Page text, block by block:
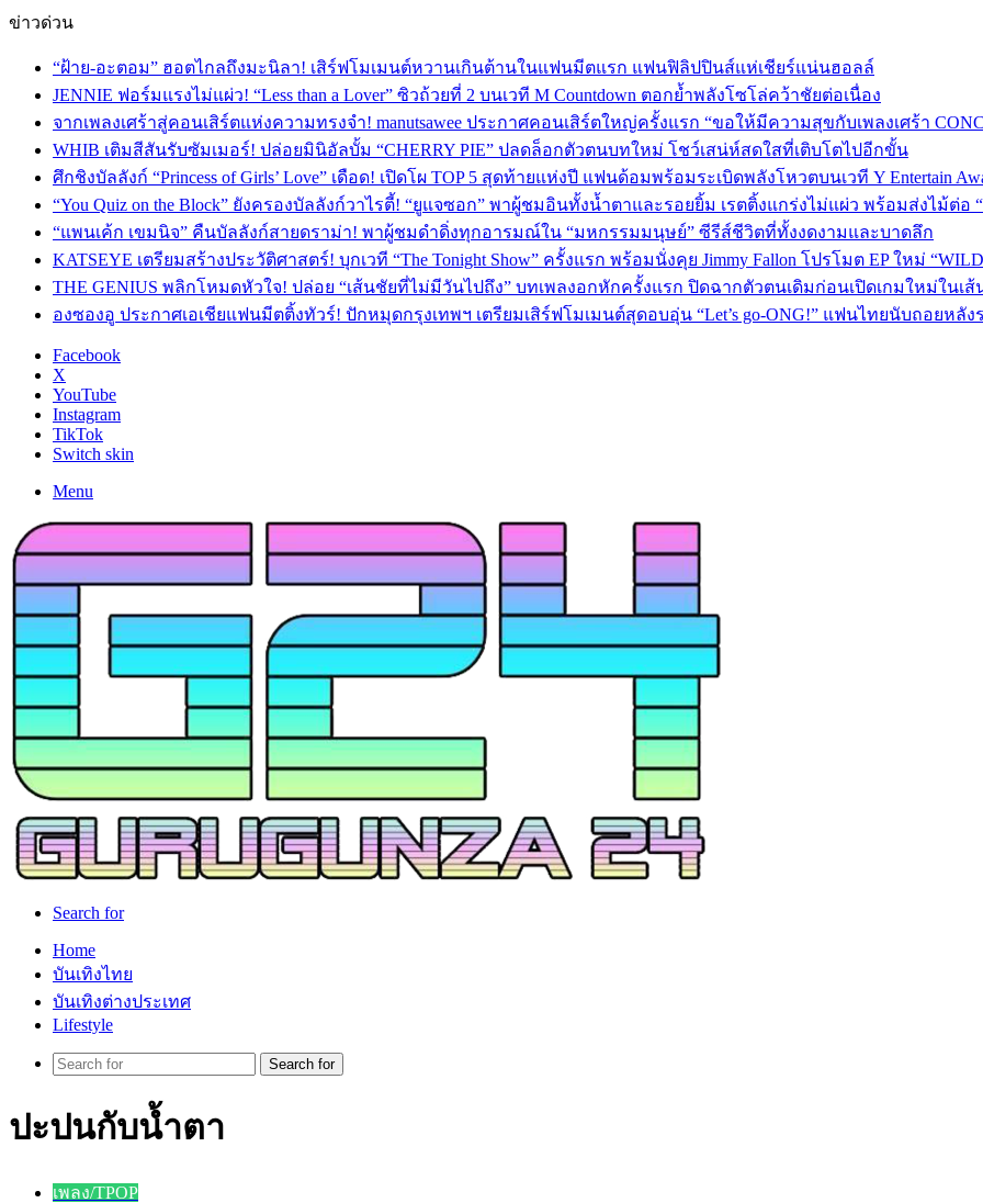
ข่าวด่วน
“ฝ้าย-อะตอม” ฮอตไกลถึงมะนิลา! เสิร์ฟโมเมนต์หวานเกินต้านในแฟนมีตแรก แฟนฟิลิปปินส์แห่เชียร์แน่นฮอลล์
JENNIE ฟอร์มแรงไม่แผ่ว! “Less than a Lover” ซิวถ้วยที่ 2 บนเวที M Countdown ตอกย้ำพลังโซโล่คว้าชัยต่อเนื่อง
จากเพลงเศร้าสู่คอนเสิร์ตแห่งความทรงจำ! manutsawee ประกาศคอนเสิร์ตใหญ่ครั้งแรก “ขอให้มีความสุขกับเพลงเศร้า
WHIB เติมสีสันรับซัมเมอร์! ปล่อยมินิอัลบั้ม “CHERRY PIE” ปลดล็อกตัวตนบทใหม่ โชว์เสน่ห์สดใสที่เติบโตไปอีกขั้น
ศึกชิงบัลลังก์ “Princess of Girls’ Love” เดือด! เปิดโผ TOP 5 สุดท้ายแห่งปี แฟนด้อมพร้อมระเบิดพลังโหวตบนเวที Y Entertain
“You Quiz on the Block” ยังครองบัลลังก์วาไรตี้! “ยูแจซอก” พาผู้ชมอินทั้งน้ำตาและรอยยิ้ม เรตติ้งแกร่งไม่แผ่ว พร้อมส่งไม้ต่
“แพนเค้ก เขมนิจ” คืนบัลลังก์สายดราม่า! พาผู้ชมดำดิ่งทุกอารมณ์ใน “มหกรรมมนุษย์” ซีรีส์ชีวิตที่ทั้งงดงามและบาดลึก
KATSEYE เตรียมสร้างประวัติศาสตร์! บุกเวที “The Tonight Show” ครั้งแรก พร้อมนั่งคุย Jimmy Fallon โปรโมต EP ใหม่
THE GENIUS พลิกโหมดหัวใจ! ปล่อย “เส้นชัยที่ไม่มีวันไปถึง” บทเพลงอกหักครั้งแรก ปิดฉากตัวตนเดิมก่อนเปิดเกมใหม่ในเ
องซองอู ประกาศเอเชียแฟนมีตติ้งทัวร์! ปักหมุดกรุงเทพฯ เตรียมเสิร์ฟโมเมนต์สุดอบอุ่น “Let’s go-ONG!” แฟนไทยนับถอยหลังร
Facebook
X
YouTube
Instagram
TikTok
Switch skin
Menu
Search for
Home
บันเทิงไทย
บันเทิงต่างประเทศ
Lifestyle
Search for
ปะปนกับน้ำตา
เพลง/TPOP